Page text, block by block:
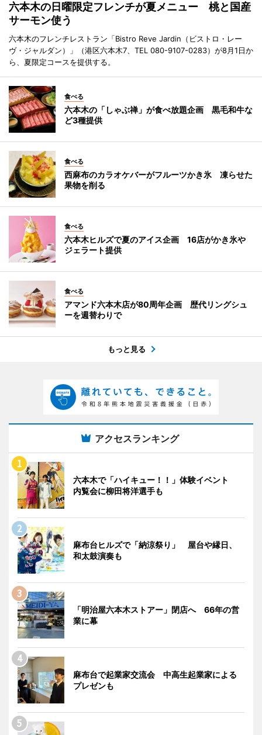
六本木の日曜限定フレンチが夏メニュー 桃と国産
サーモン使う
六本木のフレンチレストラン「Bistro Reve Jardin（ビストロ・レー
ヴ・ジャルダン）」（港区六本木7、TEL 080-9107-0283）が8月1日か
ら、夏限定コースを提供する。
食べる
六本木の「しゃぶ禅」が食べ放題企画 黒毛和牛な
ど3種提供
食べる
西麻布のカラオケバーがフルーツかき氷 凍らせた
果物を削る
食べる
六本木ヒルズで夏のアイス企画 16店がかき氷や
ジェラート提供
食べる
アマンド六本木店が80周年企画 歴代リングシュ
ーを週替わりで
もっと見る
アクセスランキング
六本木で「ハイキュー！！」体験イベント
内覧会に柳田将洋選手も
麻布台ヒルズで「納涼祭り」 屋台や縁日、
和太鼓演奏も
「明治屋六本木ストアー」閉店へ 66年の営
業に幕
麻布台で起業家交流会 中高生起業家による
プレゼンも